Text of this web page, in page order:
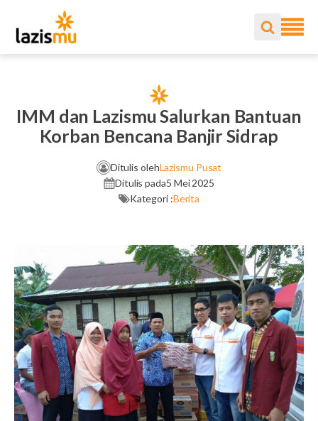
IMM dan Lazismu Salurkan Bantuan
Korban Bencana Banjir Sidrap
Ditulis olehLazismu Pusat
Ditulis pada5 Mei 2025
Kategori :Berita